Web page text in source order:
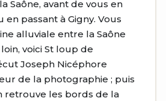
Saône, avant de vous en
passant à Gigny. Vous
alluviale entre la Saône
voici St loup de
Joseph Nicéphore
de la photographie ; puis
retrouve les bords de la